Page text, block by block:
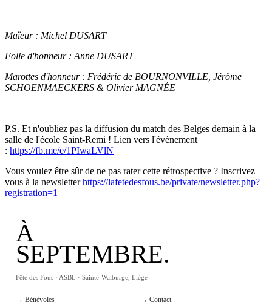
Maïeur : Michel DUSART
Folle d'honneur : Anne DUSART
Marottes d'honneur : Frédéric de BOURNONVILLE, Jérôme
SCHOENMAECKERS & Olivier MAGNÉE
P.S. Et n'oubliez pas la diffusion du match des Belges demain à la
salle de l'école Saint-Remi ! Lien vers l'évènement
: https://fb.me/e/1PIwaLVlN
Vous voulez être sûr de ne pas rater cette rétrospective ? Inscrivez
vous à la newsletterhttps://lafetedesfous.be/private/newsletter.php?
registration=1
À
SEPTEMBRE.
Fête des Fous · ASBL · Sainte-Walburge, Liège
→ Bénévoles → Contact